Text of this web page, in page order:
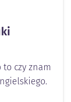
czy znam